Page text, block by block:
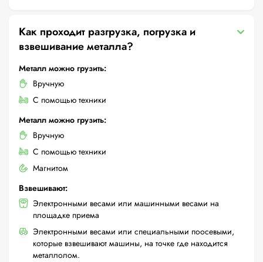
Как проходит разгрузка, погрузка и
взвешивание металла?
Металл можно грузить:
Вручную
С помощью техники
Металл можно грузить:
Вручную
С помощью техники
Магнитом
Взвешивают:
Электронными весами или машинными весами на
площадке приема
Электронными весами или специальными поосевыми,
которые взвешивают машины, на точке где находится
металлолом.